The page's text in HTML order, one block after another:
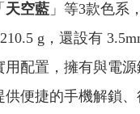
天空藍 」等3款色系
g，還設有
用配置，擁有與電源
供便捷的手機解鎖